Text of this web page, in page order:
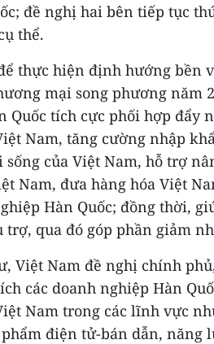
đề nghị hai bên tiếp tục
thể.
thực hiện định hướng bền
mại song phương năm
Quốc tích cực phối hợp đẩy
Nam, tăng cường nhập
sống của Việt Nam, hỗ trợ
Nam, đưa hàng hóa Việt
Hàn Quốc; đồng thời,
trợ, qua đó góp phần giảm
Việt Nam đề nghị chính
các doanh nghiệp Hàn
Nam trong các lĩnh vực
phẩm điện tử-bán dẫn, năng